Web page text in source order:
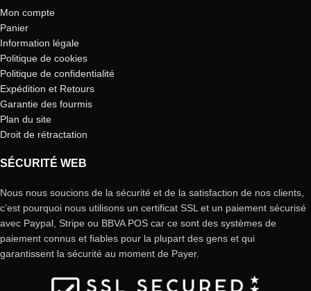
Mon compte
Panier
Information légale
Politique de cookies
Politique de confidentialité
Expédition et Retours
Garantie des fourmis
Plan du site
Droit de rétractation
SÉCURITÉ WEB
Nous nous soucions de la sécurité et de la satisfaction de nos clients,
c’est pourquoi nous utilisons un certificat SSL et un paiement sécurisé
avec Paypal, Stripe ou BBVA POS car ce sont des systèmes de
paiement connus et fiables pour la plupart des gens et qui
garantissent la sécurité au moment de Payer.